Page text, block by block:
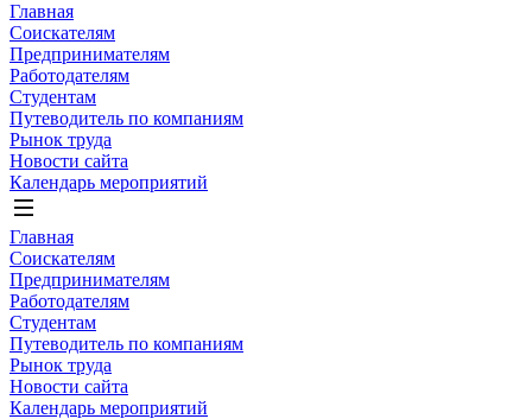
Главная
Соискателям
Предпринимателям
Работодателям
Студентам
Путеводитель по компаниям
Рынок труда
Новости сайта
Календарь мероприятий
Главная
Соискателям
Предпринимателям
Работодателям
Студентам
Путеводитель по компаниям
Рынок труда
Новости сайта
Календарь мероприятий